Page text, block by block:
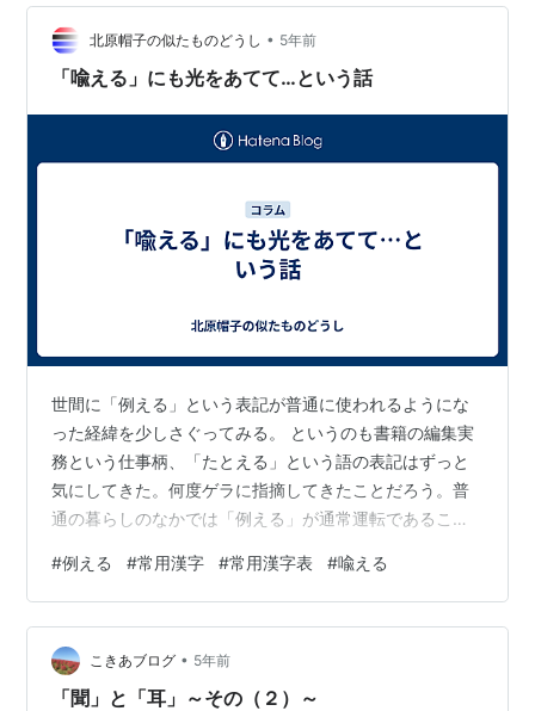
場合は、縦横入れ替えをすればよいですね。
北原帽子の似たものどうし • 5年前
「喩える」にも光をあてて…という話
世間に「例える」という表記が普通に使われるようにな
った経緯を少しさぐってみる。 というのも書籍の編集実
務という仕事柄、「たとえる」という語の表記はずっと
気にしてきた。何度ゲラに指摘してきたことだろう。普
通の暮らしのなかでは「例える」が通常運転であること
る』でしか習ってきてないよね」という声を耳にする。
確かにそうだよなあと思いをめぐらせつつ、これはどう
いうことなのだろうという疑問はいつもあった。 わたし
たちが使う漢字の読み方には音読みと訓読みがあり、こ
れを音訓という。「新しい国語表記ハンドブック」（三
#例える #常用漢字 #常用漢字表 #喩える
こきあブログ • 5年前
「聞」と「耳」～その（２）～